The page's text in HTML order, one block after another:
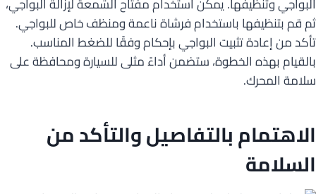
البواجي وتنظيفها. يمكن استخدام مفتاح الشمعة لإزالة البواجي،
ثم قم بتنظيفها باستخدام فرشاة ناعمة ومنظف خاص للبواجي.
تأكد من إعادة تثبيت البواجي بإحكام وفقًا للضغط المناسب.
بالقيام بهذه الخطوة، ستضمن أداءً مثلى للسيارة ومحافظة على
سلامة المحرك.
الاهتمام بالتفاصيل والتأكد من
السلامة